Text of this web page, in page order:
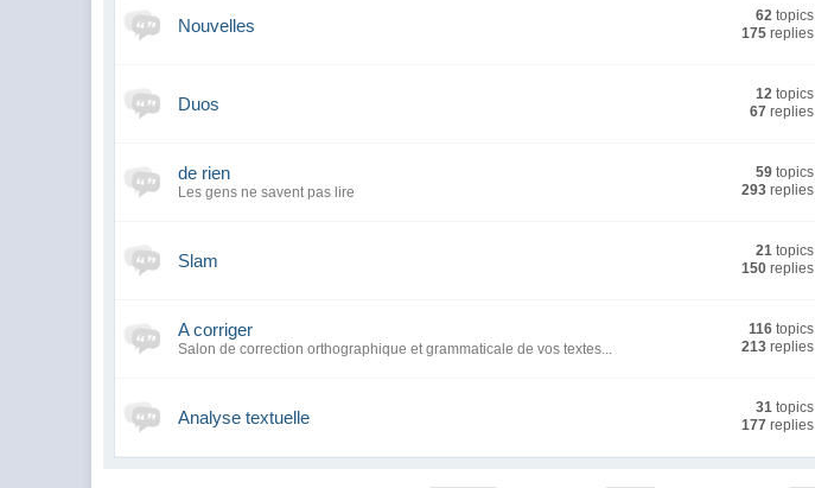
Nouvelles 62 topics
175 replies
Duos 12 topics
67 replies
de rien
Les gens ne savent pas lire
59 topics
293 replies
Slam 21 topics
150 replies
A corriger
Salon de correction orthographique et grammaticale de vos textes...
116 topics
213 replies
Analyse textuelle 31 topics
177 replies